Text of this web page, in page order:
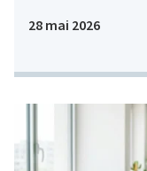
28 mai 2026